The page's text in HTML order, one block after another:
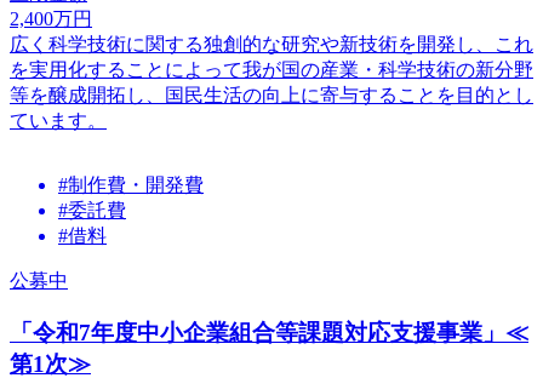
2,400万円
広く科学技術に関する独創的な研究や新技術を開発し、これ
を実用化することによって我が国の産業・科学技術の新分野
等を醸成開拓し、国民生活の向上に寄与することを目的とし
ています。
#制作費・開発費
#委託費
#借料
公募中
「令和7年度中小企業組合等課題対応支援事業」≪
第1次≫